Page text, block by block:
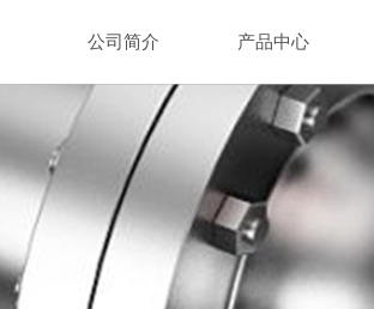
公司简介 产品中心